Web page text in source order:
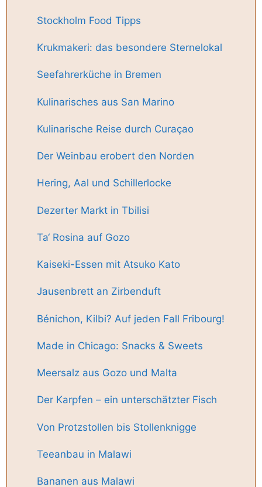
Stockholm Food Tipps
Krukmakeri: das besondere Sternelokal
Seefahrerküche in Bremen
Kulinarisches aus San Marino
Kulinarische Reise durch Curaçao
Der Weinbau erobert den Norden
Hering, Aal und Schillerlocke
Dezerter Markt in Tbilisi
Ta‘ Rosina auf Gozo
Kaiseki-Essen mit Atsuko Kato
Jausenbrett an Zirbenduft
Bénichon, Kilbi? Auf jeden Fall Fribourg!
Made in Chicago: Snacks & Sweets
Meersalz aus Gozo und Malta
Der Karpfen – ein unterschätzter Fisch
Von Protzstollen bis Stollenknigge
Teeanbau in Malawi
Bananen aus Malawi